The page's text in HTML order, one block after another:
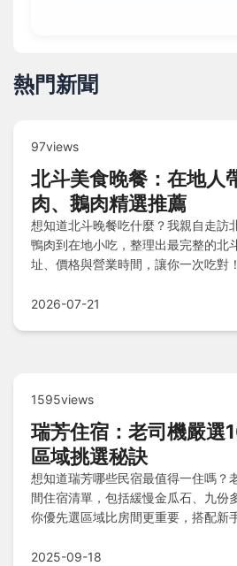
熱門新聞
97views
北斗美食晚餐：在地人
肉、鵝肉精選推薦
想知道北斗晚餐吃什麼？我親自走訪
鴨肉到在地小吃，整理出最完整的北
址、價格與營業時間，讓你一次吃對！
2026-07-21
1595views
瑞芳住宿：老司機嚴選
區域挑選秘訣
想知道瑞芳哪些民宿最值得一住嗎？
間住宿清單，包括緩慢金瓜石、九份
你優先選區域比房間更重要，搭配新
2025-09-18